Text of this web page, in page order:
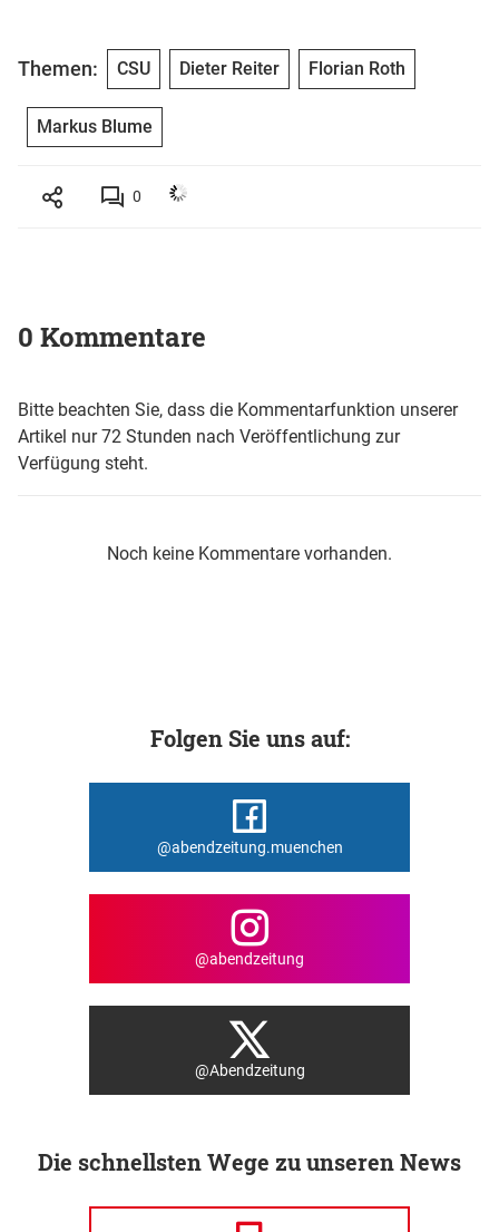
Themen: CSU Dieter Reiter Florian Roth
Markus Blume
0
0 Kommentare
Bitte beachten Sie, dass die Kommentarfunktion unserer
Artikel nur 72 Stunden nach Veröffentlichung zur
Verfügung steht.
Noch keine Kommentare vorhanden.
Folgen Sie uns auf:
@abendzeitung.muenchen
@abendzeitung
@Abendzeitung
Die schnellsten Wege zu unseren News